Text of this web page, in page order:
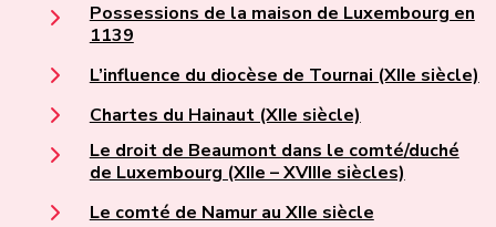
Possessions de la maison de Luxembourg en
1139
L’influence du diocèse de Tournai (XIIe siècle)
Chartes du Hainaut (XIIe siècle)
Le droit de Beaumont dans le comté/duché
de Luxembourg (XIIe – XVIIIe siècles)
Le comté de Namur au XIIe siècle